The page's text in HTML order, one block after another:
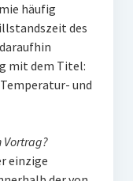
häufig
des
mit dem Titel:
Temperatur- und
Vortrag?
einzige